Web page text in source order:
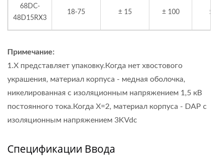
68DC-
48D15RX3
18-75 ± 15 ± 100 5
Примечание:
1.X представляет упаковку.Когда нет хвостового
украшения, материал корпуса - медная оболочка,
никелированная с изоляционным напряжением 1,5 кВ
постоянного тока.Когда X=2, материал корпуса - DAP с
изоляционным напряжением 3KVdc
Спецификации Ввода